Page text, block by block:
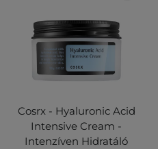
Cosrx - Hyaluronic Acid
Intensive Cream -
Intenzíven Hidratáló